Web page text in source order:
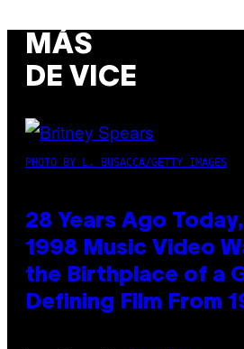
MÁS
DE VICE
PHOTO BY L. BUSACCA/GETTY IMAGES
28 Years Ago
1998 Music Video
the Birthplace of a
Defining Film From